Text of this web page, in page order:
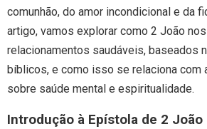
comunhão, do amor incondicional e da
artigo, vamos explorar como 2 João
relacionamentos saudáveis, baseados
bíblicos, e como isso se relaciona com
sobre saúde mental e espiritualidade.
Introdução à Epístola de 2 João